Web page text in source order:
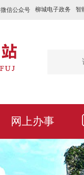
微信公众号 柳城电子政务 智
网上办事